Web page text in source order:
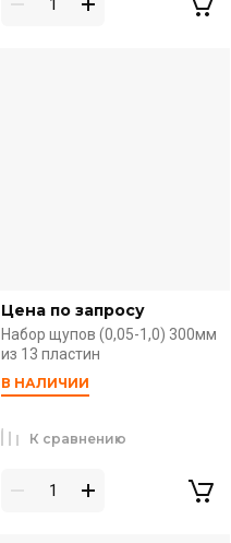
Цена по запросу
Набор щупов (0,05-1,0) 300мм
из 13 пластин
В НАЛИЧИИ
К сравнению